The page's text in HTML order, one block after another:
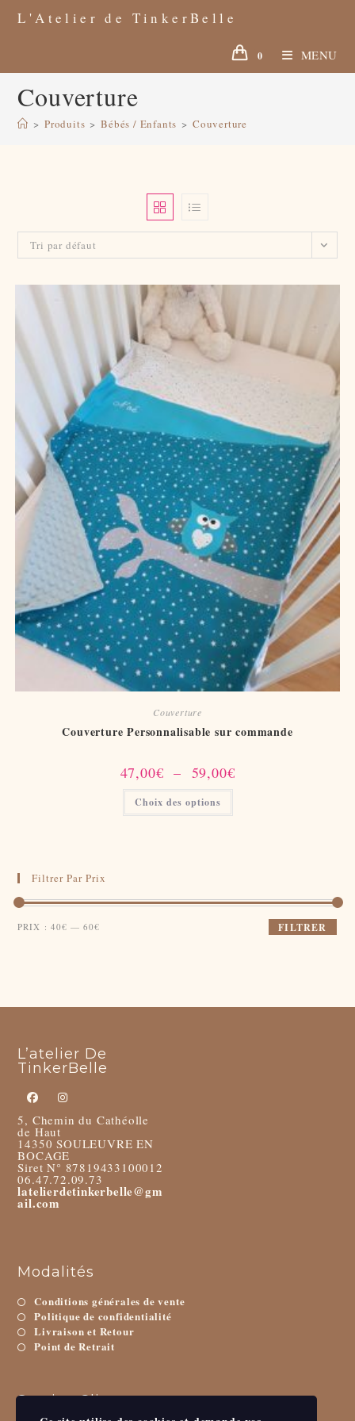
contentL'Atelier de TinkerBelle
0 MENU
Couverture
> Produits > Bébés / Enfants > Couverture
Tri par défaut
Couverture
Couverture Personnalisable sur commande
47,00€ – 59,00€Plage
de
Choix des options
Ce
a
sur
Filtrer Par Prix
Prix
Prix
FILTRER
PRIX :40€ —60€
L’atelier De
TinkerBelle
5, Chemin du Cathéolle
de Haut
14350 SOULEUVRE EN
BOCAGE
Siret N° 87819433100012
06.47.72.09.73
latelierdetinkerbelle@gm
ail.com
Modalités
Conditions générales de vente
Politique de confidentialité
Livraison et Retour
Point de Retrait
Service Client